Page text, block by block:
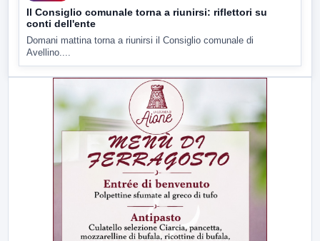
Il Consiglio comunale torna a riunirsi: riflettori su
conti dell'ente
Domani mattina torna a riunirsi il Consiglio comunale di
Avellino....